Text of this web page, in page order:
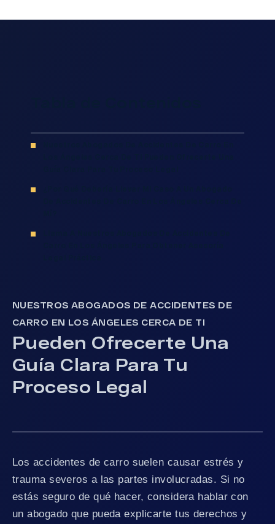
NUESTROS ABOGADOS DE ACCIDENTES DE
CARRO EN LOS ÁNGELES CERCA DE TI
Pueden Ofrecerte Una
Guía Clara Para Tu
Proceso Legal
Los accidentes de carro suelen causar estrés y
trauma severos a las partes involucradas. Si no
estás seguro de qué hacer, considera hablar con
un abogado que pueda explicarte tus derechos y